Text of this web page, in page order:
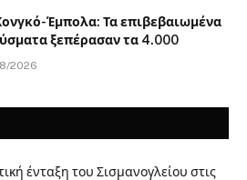
Έμπολα: Τα επιβεβαιωμένα
ξεπέρασαν τα 4.000
2026
ένταξη του Σισμανογλείου στις